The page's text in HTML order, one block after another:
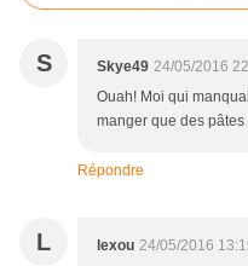
S Skye49 24/05/2016
Ouah! Moi qui
manger que des
Répondre
L lexou 24/05/2016